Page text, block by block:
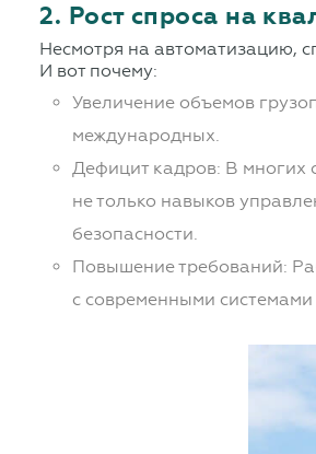
2. Рост спроса на
Несмотря на автоматизацию,
И вот почему:
Увеличение объемов
международных.
Дефицит кадров: В многих
не только навыков
безопасности.
Повышение требований:
с современными